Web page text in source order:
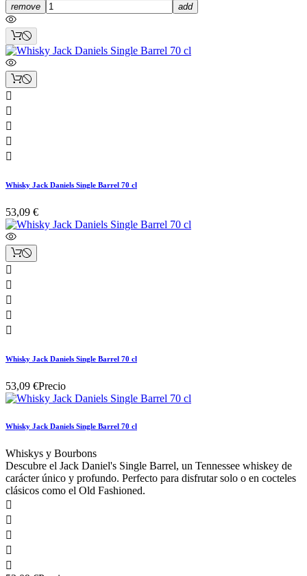
remove add





Whisky Jack Daniels Single Barrel 70 cl
53,09 €





Whisky Jack Daniels Single Barrel 70 cl
53,09 €Precio
Whisky Jack Daniels Single Barrel 70 cl
Whiskys y Bourbons
Descubre el Jack Daniel's Single Barrel, un Tennessee whiskey de
carácter único y profundo. Perfecto para disfrutar solo o en cocteles
clásicos como el Old Fashioned.




